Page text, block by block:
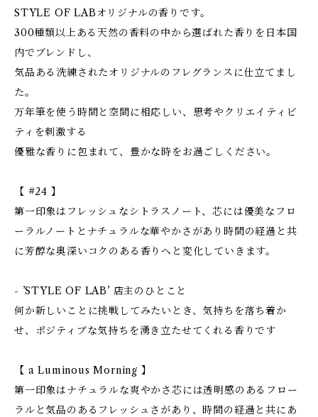
STYLE OF LABオリジナルの香りです。
300種類以上ある天然の香料の中から選ばれた香りを日本国
内でブレンドし、
気品ある洗練されたオリジナルのフレグランスに仕立てまし
た。
万年筆を使う時間と空間に相応しい、思考やクリエイティビ
ティを刺激する
優雅な香りに包まれて、豊かな時をお過ごしください。
【 #24 】
第一印象はフレッシュなシトラスノート、芯には優美なフロ
ーラルノートとナチュラルな華やかさがあり時間の経過と共
に芳醇な奥深いコクのある香りへと変化していきます。
- ’STYLE OF LAB’ 店主のひとこと
何か新しいことに挑戦してみたいとき、気持ちを落ち着か
せ、ポジティブな気持ちを湧き立たせてくれる香りです
【 a Luminous Morning 】
第一印象はナチュラルな爽やかさ芯には透明感のあるフロー
ラルと気品のあるフレッシュさがあり、時間の経過と共にあ